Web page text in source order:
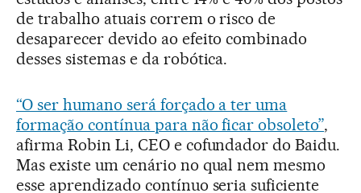
de trabalho atuais correm o risco de
desaparecer devido ao efeito combinado
desses sistemas e da robótica.
“O ser humano será forçado a ter uma
formação contínua para não ficar obsoleto”,
afirma Robin Li, CEO e cofundador do Baidu.
Mas existe um cenário no qual nem mesmo
esse aprendizado contínuo seria suficiente